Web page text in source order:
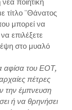
τίτλο ''Θάνατος
μπορεί να
επιλέξετε
στο μυαλό
αφίσα του ΕΟΤ,
πέτρες
την έμπνευση
ή να θρηνήσει